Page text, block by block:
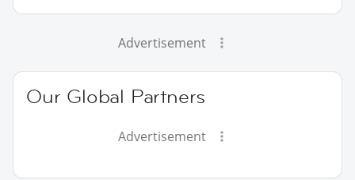
Advertisement
Our Global Partners
Advertisement